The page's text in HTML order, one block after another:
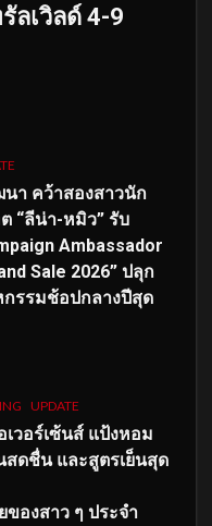
ลเวิลด์ 4-9
า คว้าสองสาวนัก
“ลีน่า-หมิว” รับ
Ambassador
Sale 2026” ปลุก
กรรมช้อปกลางปีสุด
UPDATE
เวอร์เซ้นส์ แป้งหอม
สดชื่น และสูตรเย็นสุด
ของสาว ๆ ประจำ